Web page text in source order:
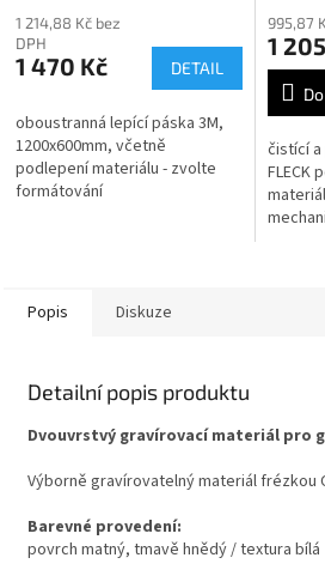
1 214,88 Kč bez
DPH
1 470 Kč DETAIL
oboustranná lepící páska 3M,
1200x600mm, včetně
podlepení materiálu - zvolte
formátování
995,87
1
čistící a
FLECK
Popis Diskuze
Detailní popis produktu
Dvouvrstvý gravírovací materiál pro
Výborně gravírovatelný materiál frézkou
Barevné provedení:
povrch matný, tmavě hnědý / textura bílá